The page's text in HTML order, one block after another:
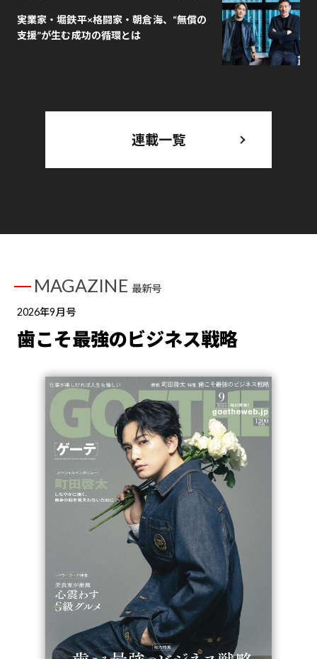
実業家・堀鉄平×格闘家・朝倉海、“無償の
支援”が生む成功の循環とは
連載一覧
MAGAZINE 最新号
2026年9月号
歯こそ最強のビジネス戦略